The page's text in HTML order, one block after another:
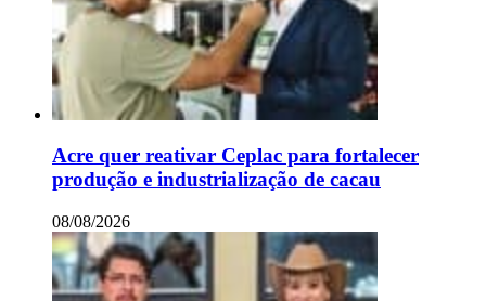
Acre quer reativar Ceplac para fortalecer
produção e industrialização de cacau
08/08/2026